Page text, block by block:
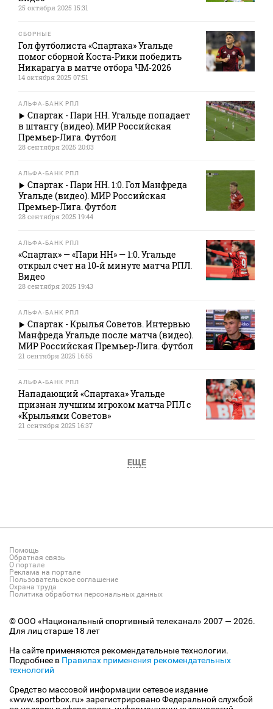
25 октября 2025 15:31
СБОРНЫЕ
Гол футболиста «Спартака» Угальде
помог сборной Коста‑Рики победить
Никарагуа в матче отбора ЧМ‑2026
14 октября 2025 07:51
АЛЬФА-БАНК РПЛ
Спартак - Пари НН. Угальде попадает
в штангу (видео). МИР Российская
Премьер-Лига. Футбол
28 сентября 2025 20:03
АЛЬФА-БАНК РПЛ
Спартак - Пари НН. 1:0. Гол Манфреда
Угальде (видео). МИР Российская
Премьер-Лига. Футбол
28 сентября 2025 19:44
АЛЬФА-БАНК РПЛ
«Спартак» — «Пари НН» — 1:0. Угальде
открыл счет на 10‑й минуте матча РПЛ.
Видео
28 сентября 2025 19:43
АЛЬФА-БАНК РПЛ
Спартак - Крылья Советов. Интервью
Манфреда Угальде после матча (видео).
МИР Российская Премьер-Лига. Футбол
21 сентября 2025 16:55
АЛЬФА-БАНК РПЛ
Нападающий «Спартака» Угальде
признан лучшим игроком матча РПЛ с
«Крыльями Советов»
21 сентября 2025 16:37
ЕЩЕ
Помощь
Обратная связь
О портале
Реклама на портале
Пользовательское соглашение
Охрана труда
Политика обработки персональных данных
© ООО «Национальный спортивный телеканал» 2007 — 2026.
Для лиц старше 18 лет
На сайте применяются рекомендательные технологии.
Подробнее в Правилах применения рекомендательных
технологий
Средство массовой информации сетевое издание
«www.sportbox.ru» зарегистрировано Федеральной службой